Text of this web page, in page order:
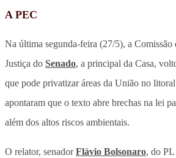
A PEC
Na última segunda-feira (27/5), a Comissão
Justiça do Senado, a principal da Casa,
que pode privatizar áreas da União no
apontaram que o texto abre brechas na lei
além dos altos riscos ambientais.
O relator, senadorFlávio Bolsonaro, do PL